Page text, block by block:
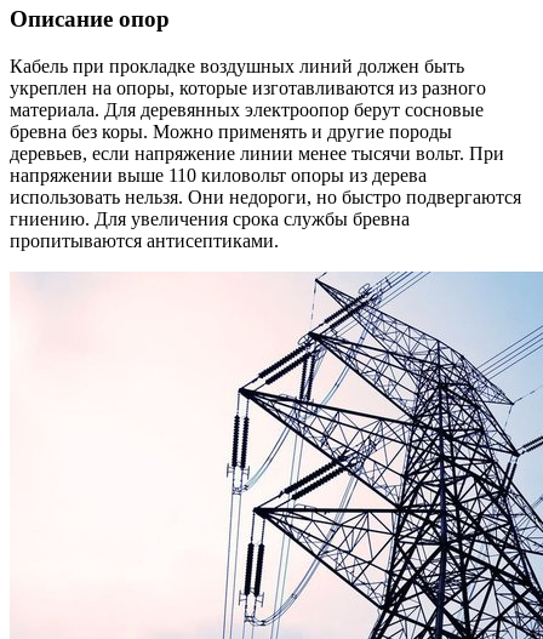
Описание опор
Кабель при прокладке воздушных линий должен быть
укреплен на опоры, которые изготавливаются из разного
материала. Для деревянных электроопор берут сосновые
бревна без коры. Можно применять и другие породы
деревьев, если напряжение линии менее тысячи вольт. При
напряжении выше 110 киловольт опоры из дерева
использовать нельзя. Они недороги, но быстро подвергаются
гниению. Для увеличения срока службы бревна
пропитываются антисептиками.